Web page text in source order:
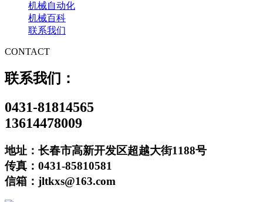
机械自动化
机械百科
联系我们
CONTACT
联系我们：
0431-81814565
13614478009
地址：长春市高新开发区超越大街1188号
传真：0431-85810581
信箱：jltkxs@163.com